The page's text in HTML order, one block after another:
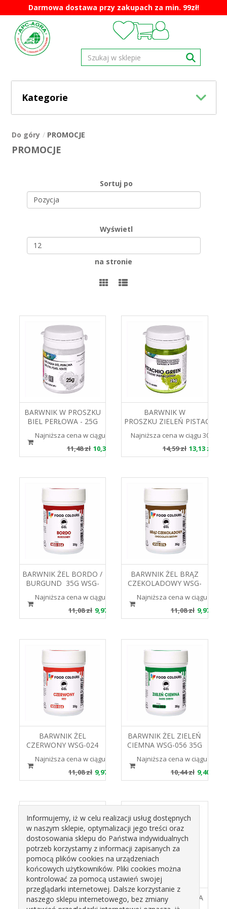
Darmowa dostawa przy zakupach za min. 99zł!
Kategorie
Do góry PROMOCJE
PROMOCJE
Sortuj po
Wyświetl
na stronie
BARWNIK W PROSZKU
BIEL PERŁOWA - 25G
Najniższa cena w ciągu 30 dni 11.48 zł
11,48 zł 10,33 zł
BARWNIK W
PROSZKU ZIELEŃ
COLOURS
Najniższa cena w ciągu 30 dni
14,59 zł 13,13 zł
BARWNIK ŻEL BORDO /
BURGUND 35G WSG-
Najniższa cena w ciągu 30 dni 11.08 zł
11,08 zł 9,97 zł
BARWNIK ŻEL BRĄZ
CZEKOLADOWY WSG-
COLOURS
Najniższa cena w ciągu 30 dni
11,08 zł 9,97 zł
BARWNIK ŻEL
CZERWONY WSG-024
Najniższa cena w ciągu 30 dni 11.08 zł
11,08 zł 9,97 zł
BARWNIK ŻEL ZIELEŃ
CIEMNA WSG-056 35G
Najniższa cena w ciągu 30 dni
10,44 zł 9,40 zł
Foremka papierowa
"Wesołych Świąt"
FOREMKA PAPIEROWA
ŚWIĄTECZNA
Informujemy, iż w celu realizacji usług dostępnych
w naszym sklepie, optymalizacji jego treści oraz
dostosowania sklepu do Państwa indywidualnych
potrzeb korzystamy z informacji zapisanych za
pomocą plików cookies na urządzeniach
końcowych użytkowników. Pliki cookies można
kontrolować za pomocą ustawień swojej
przeglądarki internetowej. Dalsze korzystanie z
naszego sklepu internetowego, bez zmiany